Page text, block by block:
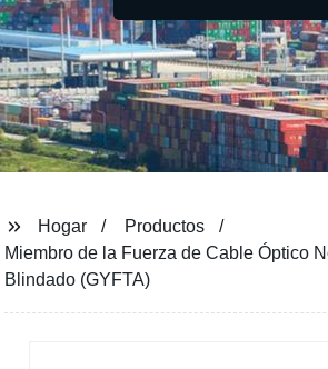
Hogar
Productos
Miembro de la Fuerza de Cable Óptico
Blindado (GYFTA)